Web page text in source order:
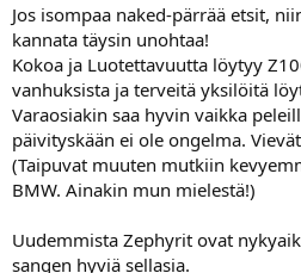
Jos isompaa naked-pärrää etsit,
kannata täysin unohtaa!
Kokoa ja Luotettavuutta löytyy
vanhuksista ja terveitä yksilöitä
Varaosiakin saa hyvin vaikka
päivityskään ei ole ongelma.
(Taipuvat muuten mutkiin
BMW. Ainakin mun mielestä!)
Uudemmista Zephyrit ovat
sangen hyviä sellasia.